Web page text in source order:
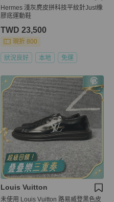
Hermes 淺灰麂皮拼科技平紋針Just橡
膠底運動鞋
TWD 23,500
現折 800
狀況良好 本地 免運
Louis Vuitton
未使用 Louis Vuitton 路易威登黑色皮